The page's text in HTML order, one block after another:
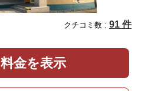
クチコミ数 : 91 件
料金を表示